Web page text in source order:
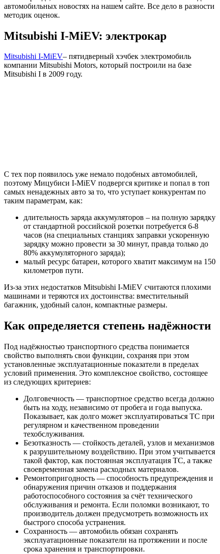
автомобильных новостях на нашем сайте. Все дело в разности
методик оценок.
Mitsubishi I-MiEV: электрокар
Mitsubishi I-MiEV– пятидверный хэчбек электромобиль
компании Mitsubishi Motors, который построили на базе
Mitsubishi I в 2009 году.
С тех пор появилось уже немало подобных автомобилей,
поэтому Мицубиси I-MiEV подвергся критике и попал в топ
самых ненадежных авто за то, что уступает конкурентам по
таким параметрам, как:
длительность заряда аккумуляторов – на полную зарядку
от стандартной российской розетки потребуется 6-8
часов (на специальных станциях заправки ускоренную
зарядку можно провести за 30 минут, правда только до
80% аккумуляторного заряда);
малый ресурс батареи, которого хватит максимум на 150
километров пути.
Из-за этих недостатков Mitsubishi I-MiEV считаются плохими
машинами и теряются их достоинства: вместительный
багажник, удобный салон, компактные размеры.
Как определяется степень надёжности
Под надёжностью транспортного средства понимается
свойство выполнять свои функции, сохраняя при этом
установленные эксплуатационные показатели в пределах
условий применения. Это комплексное свойство, состоящее
из следующих критериев:
Долговечность — транспортное средство всегда должно
быть на ходу, независимо от пробега и года выпуска.
Показывает, как долго может эксплуатироваться ТС при
регулярном и качественном проведении
техобслуживания.
Безотказность — стойкость деталей, узлов и механизмов
к разрушительному воздействию. При этом учитывается
такой фактор, как постоянная эксплуатация ТС, а также
своевременная замена расходных материалов.
Ремонтопригодность — способность предупреждения и
обнаружения причин отказов и поддержания
работоспособного состояния за счёт технического
обслуживания и ремонта. Если поломки возникают, то
производитель должен предусмотреть возможность их
быстрого способа устранения.
Сохранность — автомобиль обязан сохранять
эксплуатационные показатели на протяжении и после
срока хранения и транспортировки.